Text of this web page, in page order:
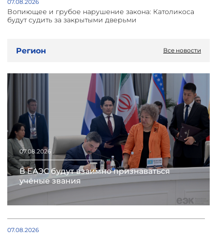
07.08.2026
Вопиющее и грубое нарушение закона: Католикоса
будут судить за закрытыми дверьми
Регион Все новости
07.08.2026
В ЕАЭС будут взаимно признаваться
учёные звания
07.08.2026